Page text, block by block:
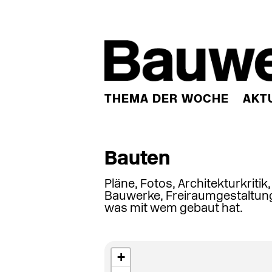
THEMA DER WOCHE
Bauten
Pläne, Fotos,
Bauwerke,
was mit wem gebaut hat.
+